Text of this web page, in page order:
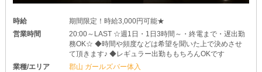
てお迎えします！
時給
期間限定！時給3,000円可能★
営業時間
20:00～LAST ☆週1日・1日3時間～・終電まで・遅出勤
務OK☆ ◆時間や頻度などは希望を聞いた上で決めさせ
て頂きます♪ ◆レギュラー出勤ももちろんOKです
業種/エリア
郡山 ガールズバー体入